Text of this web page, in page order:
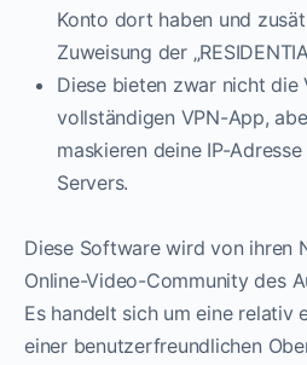
Konto dort haben und
Zuweisung der
Diese bieten zwar nicht die
vollständigen VPN-App,
maskieren deine IP-
Servers.
Diese Software wird von ihren
Online-Video-Community des
Es handelt sich um eine relativ
einer benutzerfreundlichen